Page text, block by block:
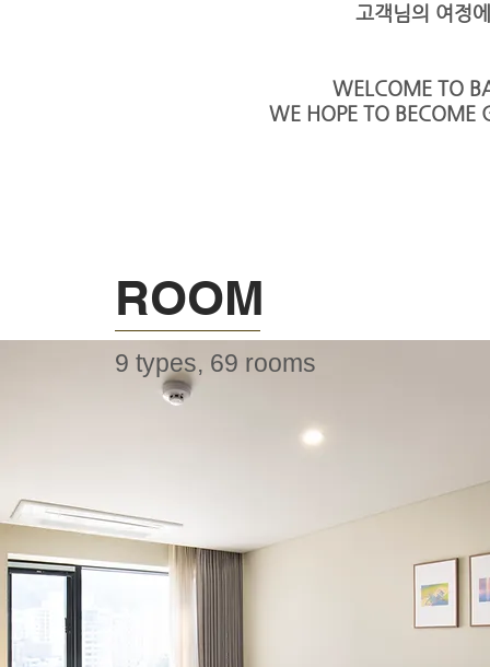
고객님의 여정
WELCOME TO
WE HOPE TO BECOME
​ROOM
9 types, 69 rooms